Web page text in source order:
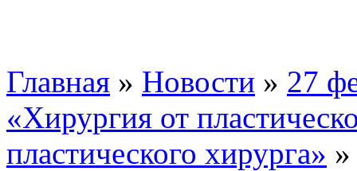
Главная » Новости » 27
«Хирургия от
пластического хирурга»